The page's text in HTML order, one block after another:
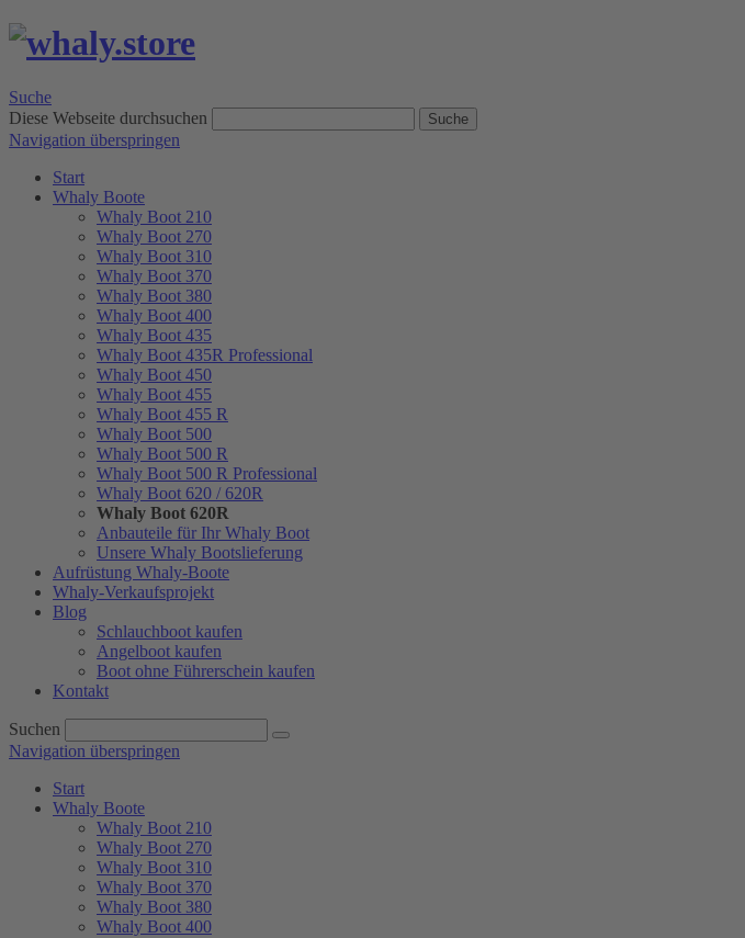
Suche
Diese Webseite durchsuchen
Suche
Navigation überspringen
Start
Whaly Boote
Whaly Boot 210
Whaly Boot 270
Whaly Boot 310
Whaly Boot 370
Whaly Boot 380
Whaly Boot 400
Whaly Boot 435
Whaly Boot 435R Professional
Whaly Boot 450
Whaly Boot 455
Whaly Boot 455 R
Whaly Boot 500
Whaly Boot 500 R
Whaly Boot 500 R Professional
Whaly Boot 620 / 620R
Whaly Boot 620R
Anbauteile für Ihr Whaly Boot
Unsere Whaly Bootslieferung
Aufrüstung Whaly-Boote
Whaly-Verkaufsprojekt
Blog
Schlauchboot kaufen
Angelboot kaufen
Boot ohne Führerschein kaufen
Kontakt
Suchen
Navigation überspringen
Start
Whaly Boote
Whaly Boot 210
Whaly Boot 270
Whaly Boot 310
Whaly Boot 370
Whaly Boot 380
Whaly Boot 400